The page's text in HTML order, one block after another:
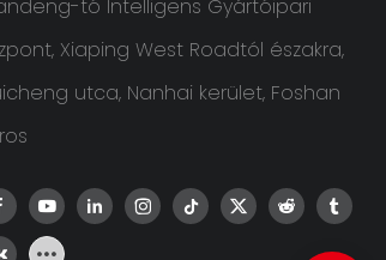
tó Intelligens Gyártóipari
Xiaping West Roadtól északra,
utca, Nanhai kerület, Foshan